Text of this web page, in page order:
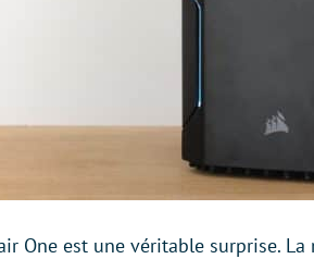
One est une véritable surprise.